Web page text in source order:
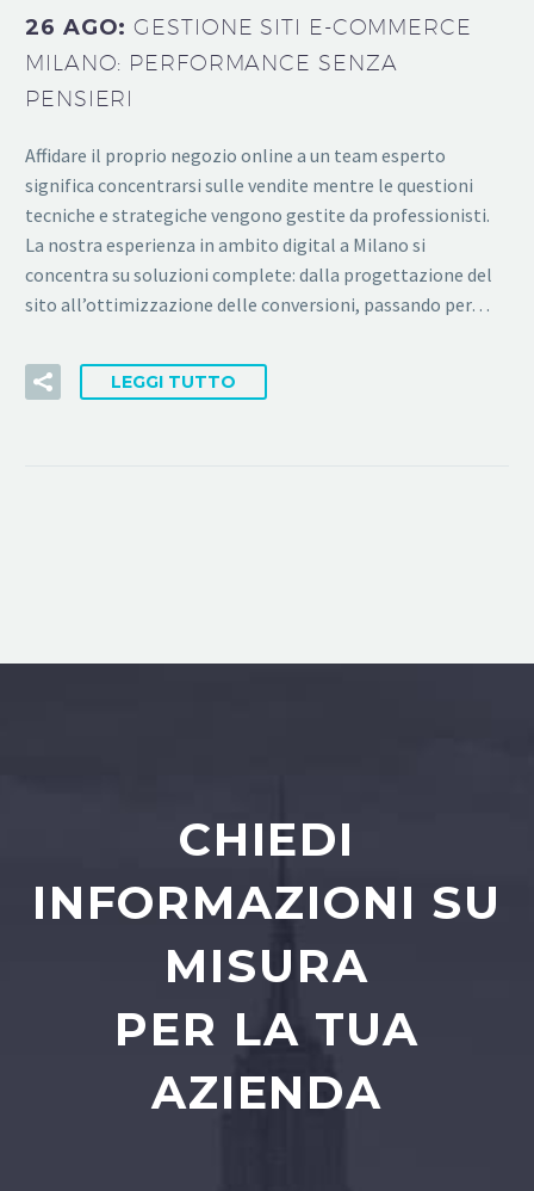
26 AGO:GESTIONE SITI E-COMMERCE
MILANO: PERFORMANCE SENZA
PENSIERI
Affidare il proprio negozio online a un team esperto
significa concentrarsi sulle vendite mentre le questioni
tecniche e strategiche vengono gestite da professionisti.
La nostra esperienza in ambito digital a Milano si
concentra su soluzioni complete: dalla progettazione del
sito all’ottimizzazione delle conversioni, passando per…
LEGGI TUTTO
CHIEDI
INFORMAZIONI SU
MISURA
PER LA TUA
AZIENDA